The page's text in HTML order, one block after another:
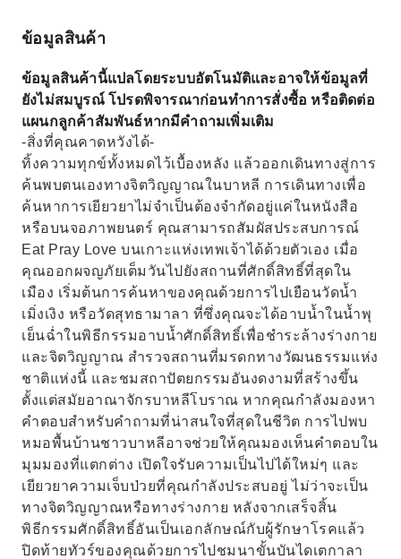
ข้อมูลสินค้า
ข้อมูลสินค้านี้แปลโดยระบบอัตโนมัติและอาจให้ข้อมูลที่
ยังไม่สมบูรณ์ โปรดพิจารณาก่อนทำการสั่งซื้อ หรือติดต่อ
แผนกลูกค้าสัมพันธ์หากมีคำถามเพิ่มเติม
-สิ่งที่คุณคาดหวังได้-
ทิ้งความทุกข์ทั้งหมดไว้เบื้องหลัง แล้วออกเดินทางสู่การ
ค้นพบตนเองทางจิตวิญญาณในบาหลี การเดินทางเพื่อ
ค้นหาการเยียวยาไม่จำเป็นต้องจำกัดอยู่แค่ในหนังสือ
หรือบนจอภาพยนตร์ คุณสามารถสัมผัสประสบการณ์
Eat Pray Love บนเกาะแห่งเทพเจ้าได้ด้วยตัวเอง เมื่อ
คุณออกผจญภัยเต็มวันไปยังสถานที่ศักดิ์สิทธิ์ที่สุดใน
เมือง เริ่มต้นการค้นหาของคุณด้วยการไปเยือนวัดน้ำ
เมิ่งเงิง หรือวัดสุทธามาลา ที่ซึ่งคุณจะได้อาบน้ำในน้ำพุ
เย็นฉ่ำในพิธีกรรมอาบน้ำศักดิ์สิทธิ์เพื่อชำระล้างร่างกาย
และจิตวิญญาณ สำรวจสถานที่มรดกทางวัฒนธรรมแห่ง
ชาติแห่งนี้ และชมสถาปัตยกรรมอันงดงามที่สร้างขึ้น
ตั้งแต่สมัยอาณาจักรบาหลีโบราณ หากคุณกำลังมองหา
คำตอบสำหรับคำถามที่น่าสนใจที่สุดในชีวิต การไปพบ
หมอพื้นบ้านชาวบาหลีอาจช่วยให้คุณมองเห็นคำตอบใน
มุมมองที่แตกต่าง เปิดใจรับความเป็นไปได้ใหม่ๆ และ
เยียวยาความเจ็บป่วยที่คุณกำลังประสบอยู่ ไม่ว่าจะเป็น
ทางจิตวิญญาณหรือทางร่างกาย หลังจากเสร็จสิ้น
พิธีกรรมศักดิ์สิทธิ์อันเป็นเอกลักษณ์กับผู้รักษาโรคแล้ว
ปิดท้ายทัวร์ของคุณด้วยการไปชมนาขั้นบันไดเตกาลา